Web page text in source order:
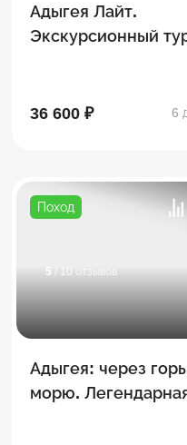
Адыгея Лайт.
Экскурсионный
36 600 ₽ 6
Поход
5 / 10 отзывов
Адыгея: через
морю.